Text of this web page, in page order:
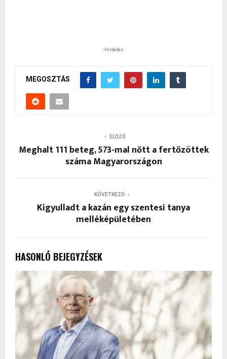
- Hirdetés -
MEGOSZTÁS
ELŐZŐ
Meghalt 111 beteg, 573-mal nőtt a fertőzöttek
száma Magyarországon
KÖVETKEZŐ
Kigyulladt a kazán egy szentesi tanya
melléképületében
HASONLÓ BEJEGYZÉSEK